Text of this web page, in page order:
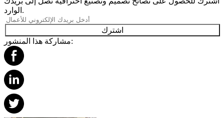
الوارد.
اشترك
مشاركة هذا المنشور: